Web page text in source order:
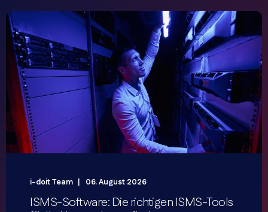
i-doit Team 06. August 2026
ISMS-Software: Die richtigen ISMS-Tools